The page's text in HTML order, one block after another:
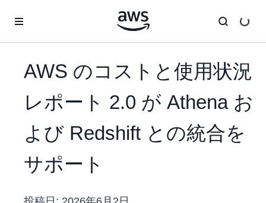
AWS のコストと使用状況
レポート 2.0 が Athena お
よび Redshift との統合を
サポート